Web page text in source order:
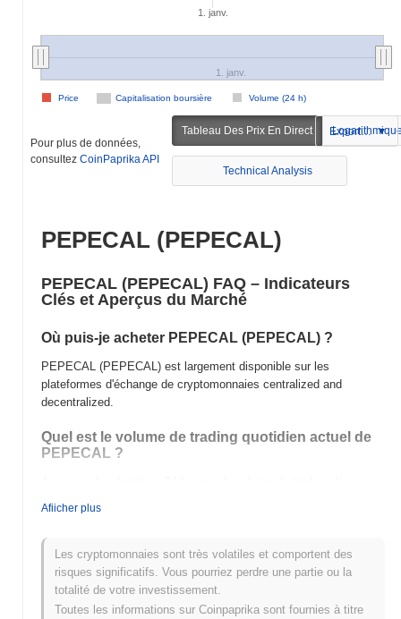
1. janv.
Capitalisation boursière Volume (24 h)
Price
1. janv.
Pour plus de données,
consultez CoinPaprika API
Tableau Des Prix En Direct Exportation
Technical Analysis
PEPECAL (PEPECAL)
PEPECAL (PEPECAL) FAQ – Indicateurs
Clés et Aperçus du Marché
Où puis-je acheter PEPECAL (PEPECAL) ?
PEPECAL (PEPECAL) est largement disponible sur les
plateformes d'échange de cryptomonnaies centralized and
decentralized.
Quel est le volume de trading quotidien actuel de
PEPECAL ?
Quel est l'historique de la fourchette de prix de
PEPECAL ?
Plus Haut Historique (ATH) : €0.00000662
Plus Bas Historique (ATL) :€0.00
Afiicher plus
Les cryptomonnaies sont très volatiles et comportent des
risques significatifs. Vous pourriez perdre une partie ou la
totalité de votre investissement.
Toutes les informations sur Coinpaprika sont fournies à titre